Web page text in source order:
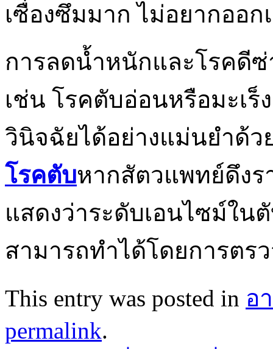
เซื่องซึมมาก ไม่อยากออก
การลดน้ำหนักและโรคดีซ่
เช่น โรคตับอ่อนหรือมะเ
วินิจฉัยได้อย่างแม่นยำด้ว
โรคตับหากสัตวแพทย์ดึงร
แสดงว่าระดับเอนไซม์ใน
สามารถทำได้โดยการตร
This entry was posted in อ
permalink.